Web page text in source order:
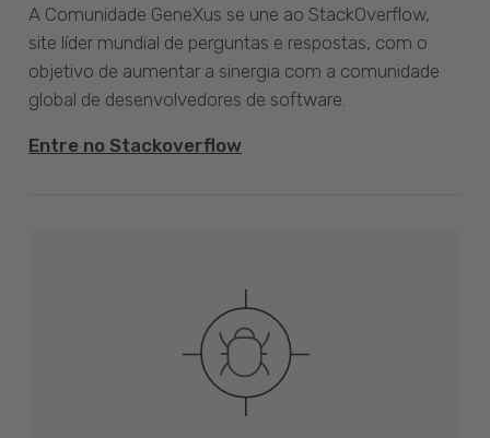
A Comunidade GeneXus se une ao StackOverflow,
site líder mundial de perguntas e respostas, com o
objetivo de aumentar a sinergia com a comunidade
global de desenvolvedores de software.
Entre no Stackoverflow